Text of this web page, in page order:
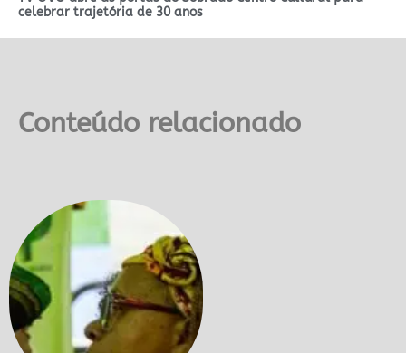
celebrar trajetória de 30 anos
Conteúdo relacionado